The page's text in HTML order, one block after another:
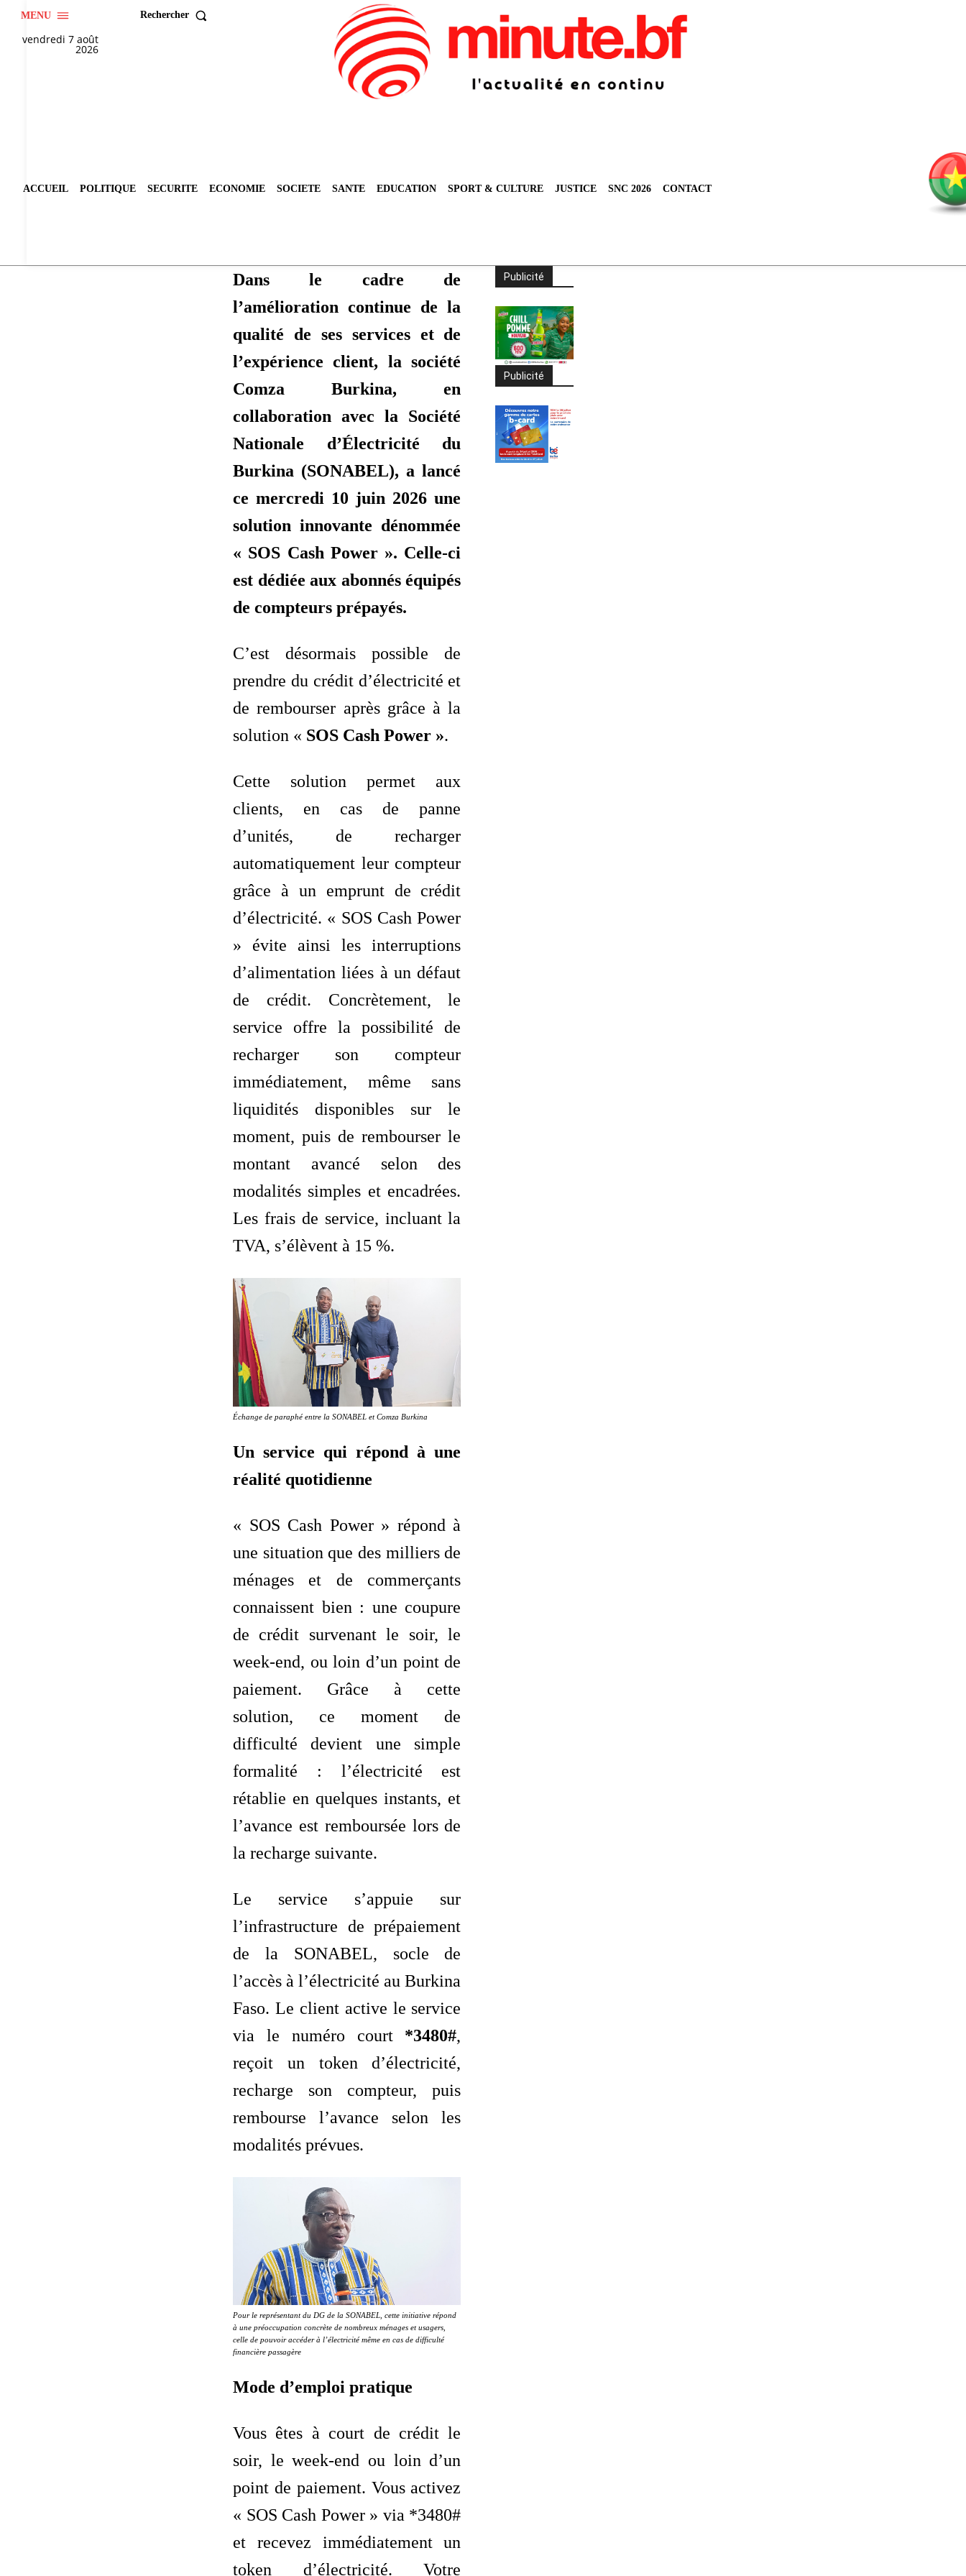
MENU Rechercher
vendredi 7 août
2026
ACCUEIL POLITIQUE SECURITE ECONOMIE SOCIETE SANTE EDUCATION SPORT & CULTURE JUSTICE SNC 2026 CONTACT
Dans le cadre de
l’amélioration continue de la
qualité de ses services et de
l’expérience client, la société
Comza Burkina, en
collaboration avec la Société
Nationale d’Électricité du
Burkina (SONABEL), a lancé
ce mercredi 10 juin 2026 une
solution innovante dénommée
« SOS Cash Power ». Celle-ci
est dédiée aux abonnés équipés
de compteurs prépayés.
C’est désormais possible de
prendre du crédit d’électricité et
de rembourser après grâce à la
solution « SOS Cash Power ».
Cette solution permet aux
clients, en cas de panne
d’unités, de recharger
automatiquement leur compteur
grâce à un emprunt de crédit
d’électricité. « SOS Cash Power
» évite ainsi les interruptions
d’alimentation liées à un défaut
de crédit. Concrètement, le
service offre la possibilité de
recharger son compteur
immédiatement, même sans
liquidités disponibles sur le
moment, puis de rembourser le
montant avancé selon des
modalités simples et encadrées.
Les frais de service, incluant la
TVA, s’élèvent à 15 %.
Échange de paraphé entre la SONABEL et Comza Burkina
Un service qui répond à une
réalité quotidienne
« SOS Cash Power » répond à
une situation que des milliers de
ménages et de commerçants
connaissent bien : une coupure
de crédit survenant le soir, le
week-end, ou loin d’un point de
paiement. Grâce à cette
solution, ce moment de
difficulté devient une simple
formalité : l’électricité est
rétablie en quelques instants, et
l’avance est remboursée lors de
la recharge suivante.
Le service s’appuie sur
l’infrastructure de prépaiement
de la SONABEL, socle de
l’accès à l’électricité au Burkina
Faso. Le client active le service
via le numéro court *3480#,
reçoit un token d’électricité,
recharge son compteur, puis
rembourse l’avance selon les
modalités prévues.
Pour le représentant du DG de la SONABEL, cette initiative répond
à une préoccupation concrète de nombreux ménages et usagers,
celle de pouvoir accéder à l’électricité même en cas de difficulté
financière passagère
Mode d’emploi pratique
Vous êtes à court de crédit le
soir, le week-end ou loin d’un
point de paiement. Vous activez
« SOS Cash Power » via *3480#
et recevez immédiatement un
token d’électricité. Votre
Publicité
Publicité